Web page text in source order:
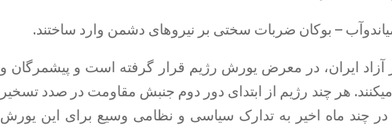
– بوکان ضربات سختی بر نیروهای دشمن وارد ساختند.
آزاد ایران، در معرض یورش رژیم قرار گرفته است و پیشمرگان و
هر چند رژیم از ابتدای دور دوم جنبش مقاومت در صدد تسخیر
چند ماه اخیر به تدارک سیاسی و نظامی وسیع برای این یورش